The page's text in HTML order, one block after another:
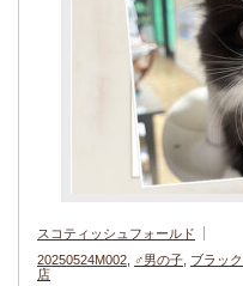
スコティッシュフォールド
20250524M002
♂男の子 ブラッ
店